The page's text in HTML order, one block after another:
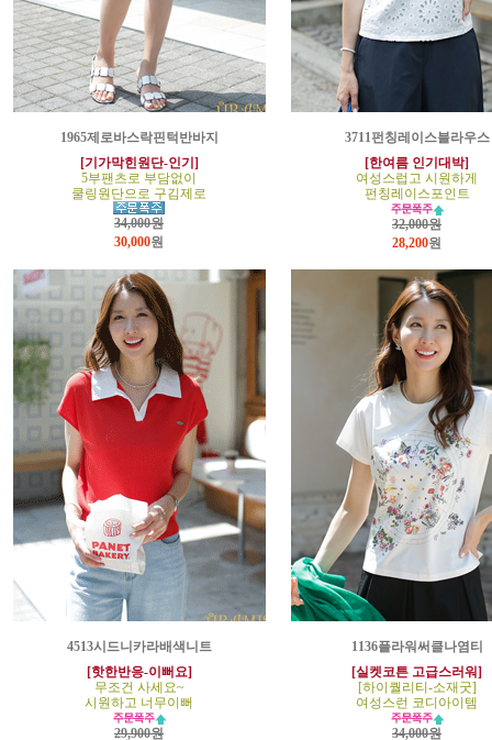
1965제로바스락핀턱반바지
[기가막힌원단-인기]
5부팬츠로 부담없이
쿨링원단으로 구김제로
34,000원
30,000원
3711펀칭레이스블라우스
[한여름 인기대박]
여성스럽고 시원하게
펀칭레이스포인트
32,000원
28,200원
4513시드니카라배색니트
[핫한반응-이뻐요]
무조건 사세요~
시원하고 너무이뻐
29,900원
1136플라워써클나염티
[실켓코튼 고급스러워]
[하이퀄리티-소재굿]
여성스런 코디아이템
34,000원